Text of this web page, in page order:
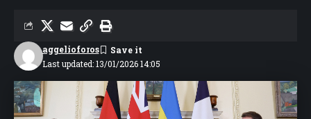
Last updated: 13/01/2026 14:05
aggelioforos